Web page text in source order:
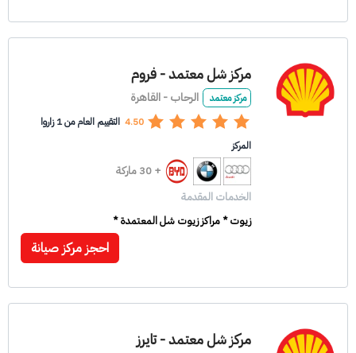
مركز شل معتمد - فروم
مركز معتمد الرحاب - القاهرة
4.50
التقييم العام من 1 زاروا
المركز
+ 30 ماركة
الخدمات المقدمة
زيوت * مراكز زيوت شل المعتمدة *
احجز مركز صيانة
مركز شل معتمد - تايرز